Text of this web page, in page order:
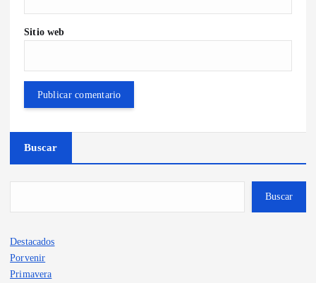
Sitio web
Buscar
Buscar
Destacados
Porvenir
Primavera